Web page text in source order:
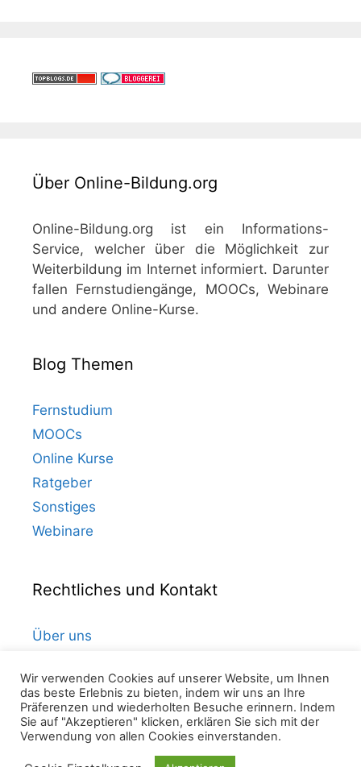
Über Online-Bildung.org
Online-Bildung.org ist ein Informations-
Service, welcher über die Möglichkeit zur
Weiterbildung im Internet informiert. Darunter
fallen Fernstudiengänge, MOOCs, Webinare
und andere Online-Kurse.
Blog Themen
Fernstudium
MOOCs
Online Kurse
Ratgeber
Sonstiges
Webinare
Rechtliches und Kontakt
Über uns
Datenschutz
Impressum
Wir verwenden Cookies auf unserer Website, um Ihnen
das beste Erlebnis zu bieten, indem wir uns an Ihre
Präferenzen und wiederholten Besuche erinnern. Indem
Sie auf "Akzeptieren" klicken, erklären Sie sich mit der
Verwendung von allen Cookies einverstanden.